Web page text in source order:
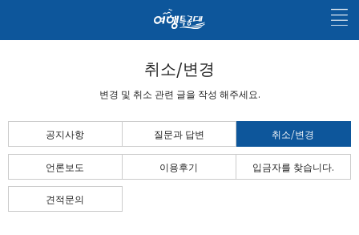
취소/변경
변경 및 취소 관련 글을 작성 해주세요.
공지사항 질문과 답변 취소/변경
언론보도 이용후기 입금자를 찾습니다.
견적문의